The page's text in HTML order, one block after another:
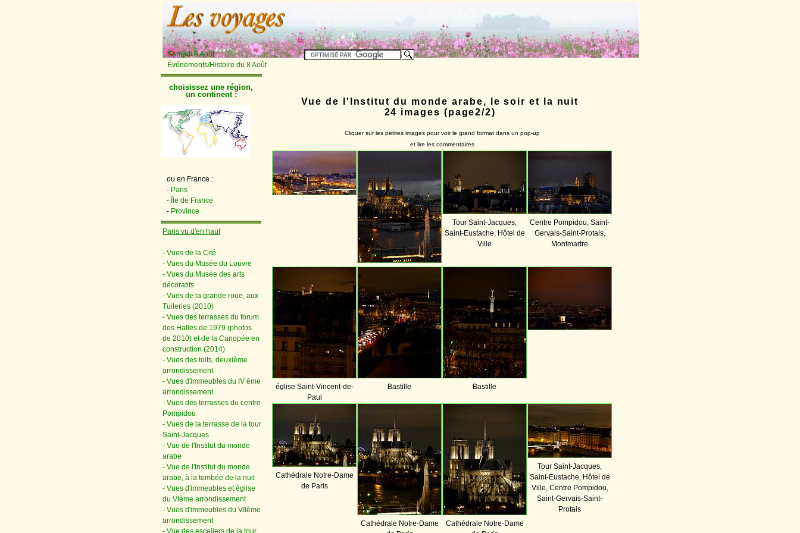
Samedi 8 Août
Événements/Histoire du 8 Août
choisissez une région,
un continent :
ou en France :
- Paris
-
Île de France
- Province
Paris vu d'en haut
- Vues de la Cité
- Vues du Musée du Louvre
- Vues du Musée des arts
décoratifs
- Vues de la grande roue, aux
Tuileries (2010)
- Vues des terrasses du forum
des Halles de 1979 (photos
de 2010) et de la Canopée en
construction (2014)
- Vues des toits, deuxième
arrondissement
- Vues d'immeubles du IV ème
arrondissement
- Vues des terrasses du centre
Pompidou
- Vues de la terrasse de la tour
Saint-Jacques
- Vue de l'Institut du monde
arabe
- Vue de l'Institut du monde
arabe, à la tombée de la nuit
- Vues d'immeubles et église
du VIème arrondissement
- Vues d'immeubles du VIIème
arrondissement
- Vue des escaliers de la tour
Vue de l'Institut du monde arabe, le soir et la nuit
24 images (page2/2)
Cliquer sur les petites images pour voir le grand format dans un pop-up
et lire les commentaires
Tour Saint-Jacques,
Saint-Eustache, Hôtel de
Ville
Centre Pompidou, Saint-
Gervais-Saint-Protais,
Montmartre
église Saint-Vincent-de-
Paul
Bastille Bastille
Cathédrale Notre-Dame
de Paris
Cathédrale Notre-Dame
Cathédrale Notre-Dame
Tour Saint-Jacques,
Saint-Eustache, Hôtel de
Ville, Centre Pompidou,
Saint-Gervais-Saint-
Protais